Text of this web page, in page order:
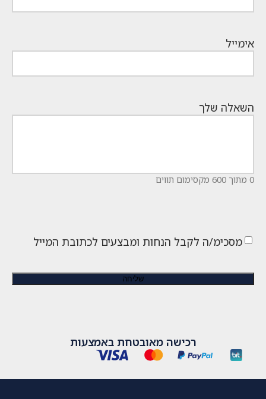
אימייל
השאלה שלך
0 מתוך 600 מקסימום תווים
מסכימ/ה לקבל הנחות ומבצעים לכתובת המייל
רכישה מאובטחת באמצעות